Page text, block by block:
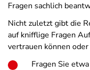
Fragen sachlich
Nicht zuletzt gibt die
auf knifflige Fragen
vertrauen können
Fragen Sie